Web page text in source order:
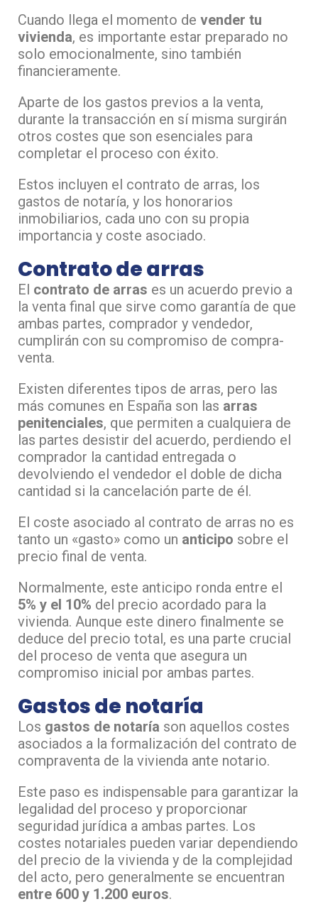
Cuando llega el momento de vender tu
vivienda, es importante estar preparado no
solo emocionalmente, sino también
financieramente.
Aparte de los gastos previos a la venta,
durante la transacción en sí misma surgirán
otros costes que son esenciales para
completar el proceso con éxito.
Estos incluyen el contrato de arras, los
gastos de notaría, y los honorarios
inmobiliarios, cada uno con su propia
importancia y coste asociado.
Contrato de arras
El contrato de arras es un acuerdo previo a
la venta final que sirve como garantía de que
ambas partes, comprador y vendedor,
cumplirán con su compromiso de compra-
venta.
Existen diferentes tipos de arras, pero las
más comunes en España son las arras
penitenciales, que permiten a cualquiera de
las partes desistir del acuerdo, perdiendo el
comprador la cantidad entregada o
devolviendo el vendedor el doble de dicha
cantidad si la cancelación parte de él.
El coste asociado al contrato de arras no es
tanto un «gasto» como un anticipo sobre el
precio final de venta.
Normalmente, este anticipo ronda entre el
5% y el 10% del precio acordado para la
vivienda. Aunque este dinero finalmente se
deduce del precio total, es una parte crucial
del proceso de venta que asegura un
compromiso inicial por ambas partes.
Gastos de notaría
Los gastos de notaría son aquellos costes
asociados a la formalización del contrato de
compraventa de la vivienda ante notario.
Este paso es indispensable para garantizar la
legalidad del proceso y proporcionar
seguridad jurídica a ambas partes. Los
costes notariales pueden variar dependiendo
del precio de la vivienda y de la complejidad
del acto, pero generalmente se encuentran
entre 600 y 1.200 euros.